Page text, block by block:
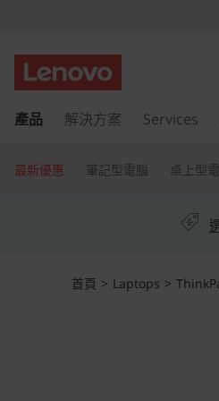
h
n
k
至
要
產品 解決方案 Services
最新優惠 筆記型電腦 桌上型
首頁 > Laptops >